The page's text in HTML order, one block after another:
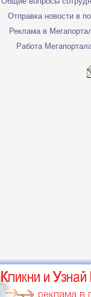
Отправка новости в
Реклама в
Работа